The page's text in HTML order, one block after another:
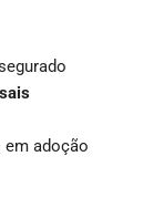
em adoção